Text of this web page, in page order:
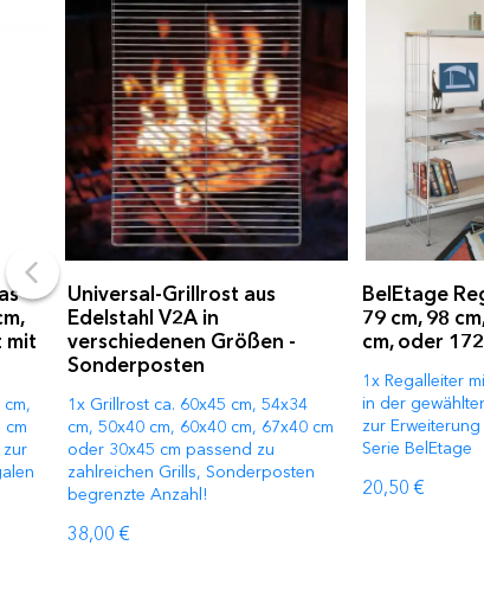
mit
cm
zur
Universal-Grillrost aus
Edelstahl V2A in
verschiedenen Größen -
Sonderposten
1x Grillrost ca. 60x45 cm, 54x34
cm, 50x40 cm, 60x40 cm, 67x40 cm
oder 30x45 cm passend zu
zahlreichen Grills, Sonderposten
begrenzte Anzahl!
38,00 €
BelEtage
79 cm, 98
cm, oder
1x Regalleiter
in der
zur
Serie BelEtage
20,50 €